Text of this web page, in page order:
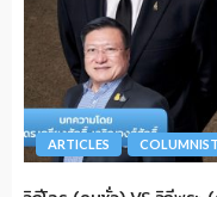
ARTICLES COLUMNIST